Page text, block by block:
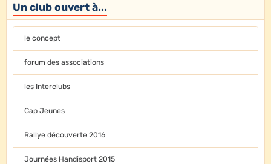
Un club ouvert à...
le concept
forum des associations
les Interclubs
Cap Jeunes
Rallye découverte 2016
Journées Handisport 2015